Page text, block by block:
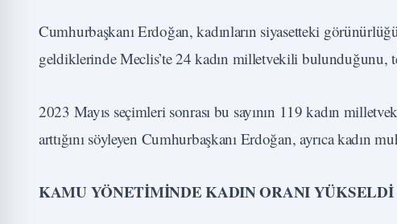
Cumhurbaşkanı Erdoğan, kadınların siyasetteki
geldiklerinde Meclis’te 24 kadın milletvekili bulunduğunu,
2023 Mayıs seçimleri sonrası bu sayının 119 kadın
arttığını söyleyen Cumhurbaşkanı Erdoğan, ayrıca kadın
KAMU YÖNETİMİNDE KADIN ORANI YÜKSELDİ